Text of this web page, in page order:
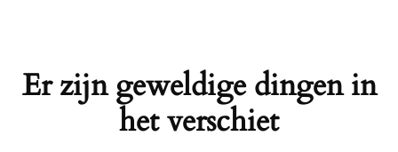
Er zijn geweldige dingen in
het verschiet